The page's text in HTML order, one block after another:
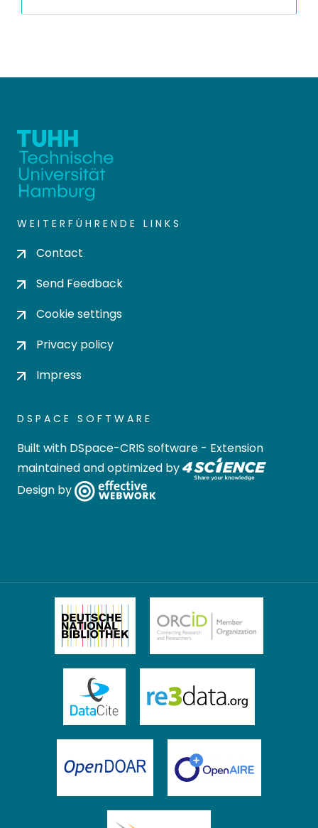
WEITERFÜHRENDE LINKS
Contact
Send Feedback
Cookie settings
Privacy policy
Impress
DSPACE SOFTWARE
Built with DSpace-CRIS software - Extension
maintained and optimized by
Design by